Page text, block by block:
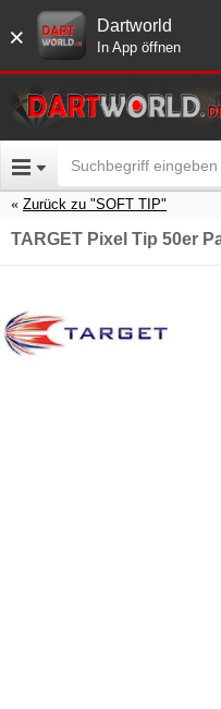
× Dartworld
In App öffnen
Zurück zu "SOFT TIP"
TARGET Pixel Tip 50er